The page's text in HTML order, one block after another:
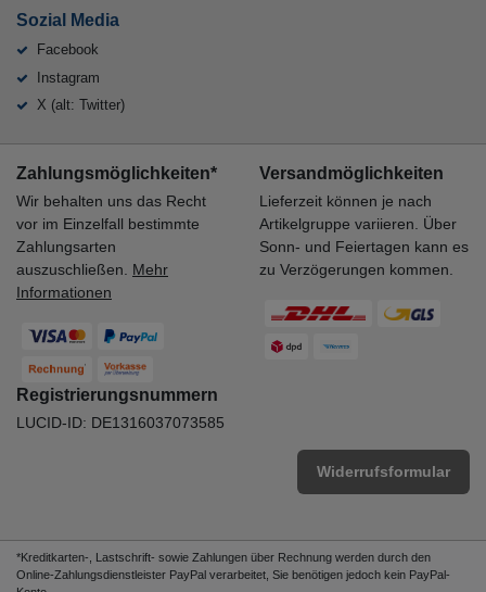
Sozial Media
Facebook
Instagram
X (alt: Twitter)
Zahlungsmöglichkeiten*
Wir behalten uns das Recht
vor im Einzelfall bestimmte
Zahlungsarten
auszuschließen. Mehr
Informationen
Versandmöglichkeiten
Lieferzeit können je nach
Artikelgruppe variieren. Über
Sonn- und Feiertagen kann es
zu Verzögerungen kommen.
Registrierungsnummern
LUCID-ID: DE1316037073585
Widerrufsformular
*Kreditkarten-, Lastschrift- sowie Zahlungen über Rechnung werden durch den
Online-Zahlungsdienstleister PayPal verarbeitet, Sie benötigen jedoch kein PayPal-